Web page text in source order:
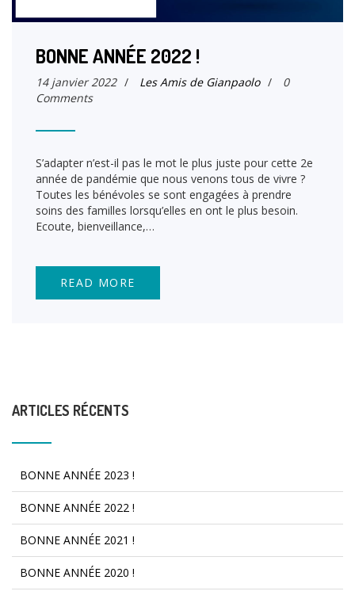
BONNE ANNÉE 2022 !
14 janvier 2022 / Les Amis de Gianpaolo /
0
Comments
S’adapter n’est-il pas le mot le plus juste pour cette 2e
année de pandémie que nous venons tous de vivre ?
Toutes les bénévoles se sont engagées à prendre
soins des familles lorsqu’elles en ont le plus besoin.
Ecoute, bienveillance,…
READ MORE
ARTICLES RÉCENTS
BONNE ANNÉE 2023 !
BONNE ANNÉE 2022 !
BONNE ANNÉE 2021 !
BONNE ANNÉE 2020 !